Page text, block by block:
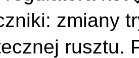
zmiany